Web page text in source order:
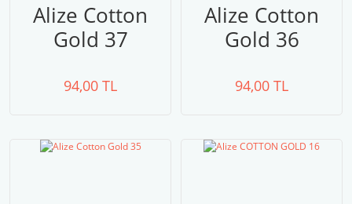
Alize Cotton
Gold 37
94,00 TL
Alize Cotton
Gold 36
94,00 TL